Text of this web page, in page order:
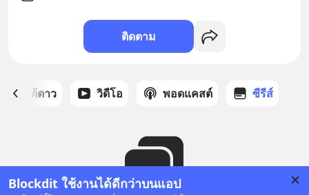
Blockdit ใช้งานได้ดีกว่าบนแอป
ติดตาม
สต์ที่ได้ดาว วิดีโอ พอดแคสต์ ซีรีส์